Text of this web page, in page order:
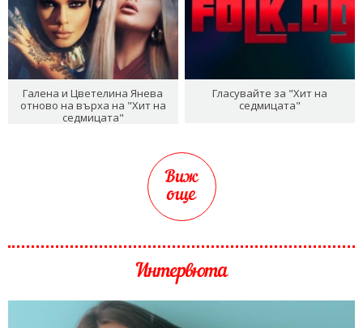
Галена и Цветелина Янева
отново на върха на "Хит на
седмицата"
Гласувайте за "Хит на
седмицата"
Виж
още
Интервюта